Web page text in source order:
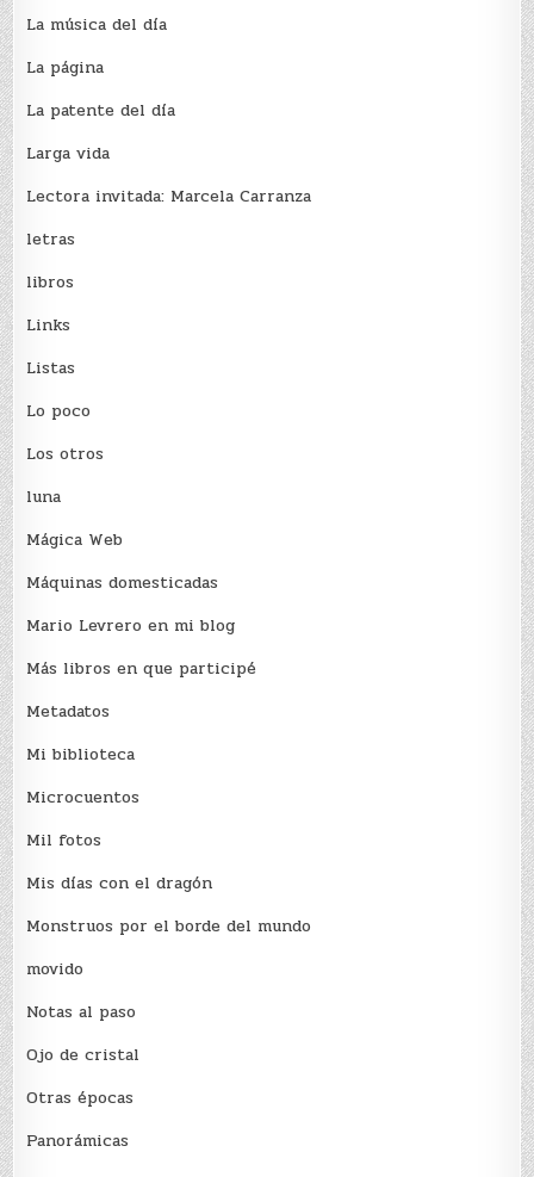
La música del día
La página
La patente del día
Larga vida
Lectora invitada: Marcela Carranza
letras
libros
Links
Listas
Lo poco
Los otros
luna
Mágica Web
Máquinas domesticadas
Mario Levrero en mi blog
Más libros en que participé
Metadatos
Mi biblioteca
Microcuentos
Mil fotos
Mis días con el dragón
Monstruos por el borde del mundo
movido
Notas al paso
Ojo de cristal
Otras épocas
Panorámicas